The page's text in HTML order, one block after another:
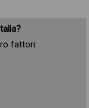
fattori: